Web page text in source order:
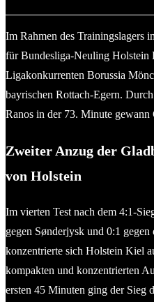
Im Rahmen des Trainingslagers
für Bundesliga-Neuling Holstein
Ligakonkurrenten Borussia
bayrischen Rottach-Egern.
Ranos in der 73. Minute gewann
Zweiter Anzug der
von Holstein
Im vierten Test nach dem 4:1-
gegen Sønderjysk und 0:1
konzentrierte sich Holstein Kiel
kompakten und konzentrierten
ersten 45 Minuten ging der Sieg